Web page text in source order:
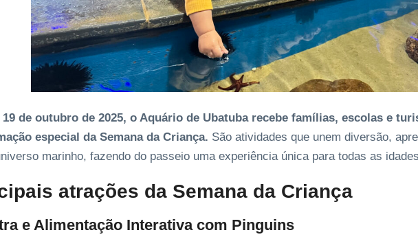
19 de outubro de 2025, o Aquário de Ubatuba recebe famílias, escolas e
especial da Semana da Criança. São atividades que unem diversão,
marinho, fazendo do passeio uma experiência única para todas as
atrações da Semana da Criança
e Alimentação Interativa com Pinguins